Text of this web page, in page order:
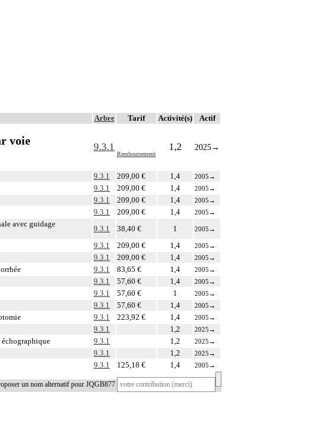
Arbre Tarif Activité(s) Actif
voie
9.3.1
Remboursement
1,2 2025→
9.3.1 209,00 € 1,4 2005 →
9.3.1 209,00 € 1,4 2005 →
9.3.1 209,00 € 1,4 2005 →
9.3.1 209,00 € 1,4 2005 →
avec guidage
9.3.1 38,40 € 1 2005 →
9.3.1 209,00 € 1,4 2005 →
9.3.1 209,00 € 1,4 2005 →
9.3.1 83,65 € 1,4 2005 →
9.3.1 57,60 € 1,4 2005 →
9.3.1 57,60 € 1 2005 →
9.3.1 57,60 € 1,4 2005 →
9.3.1 223,92 € 1,4 2005 →
9.3.1 1,2 2025 →
échographique 9.3.1 1,2 2025 →
9.3.1 1,2 2025 →
9.3.1 125,18 € 1,4 2005 →
un nom alternatif pour JQGB877